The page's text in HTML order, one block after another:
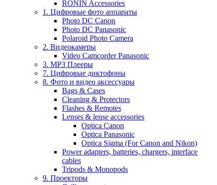
RONIN Accessories
1. Цифровые фото аппараты
Photo DC Canon
Photo DC Panasonic
Polaroid Photo Camera
2. Видеокамеры
Video Camcorder Panasonic
3. MP3 Плееры
7. Цифровые диктофоны
8. Фото и видео аксессуары
Bags & Cases
Cleaning & Protectors
Flashes & Remotes
Lenses & lense accessories
Optica Canon
Optica Panasonic
Optica Sigma (For Canon and Nikon)
Power adapters, batteries, chargers, interface
cables
Tripods & Monopods
9. Проекторы